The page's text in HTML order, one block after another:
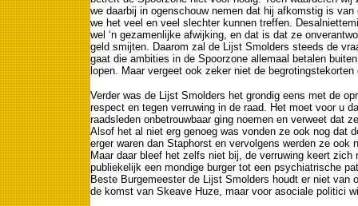
we daarbij in ogenschouw nemen dat hij afkomstig is van
we het veel en veel slechter kunnen treffen.
wel ‘n gezamenlijke afwijking, en dat is dat ze
geld smijten. Daarom zal de Lijst Smolders steeds de
gaat die ambities in de Spoorzone allemaal betalen
lopen. Maar vergeet ook zeker niet de
Verder was de Lijst Smolders het grondig eens met de
respect en tegen verruwing in de raad. Het moet voor u
raadsleden onbetrouwbaar ging noemen en verweet dat
Alsof het al niet erg genoeg was vonden ze ook nog dat
erger waren dan Staphorst en vervolgens werden ze
Maar daar bleef het zelfs niet bij, de verruwing keert
publiekelijk een mondige burger tot een psychiatrische
Beste Burgemeester de Lijst Smolders houdt er niet
de komst van Skeave Huze, maar voor asociale politici